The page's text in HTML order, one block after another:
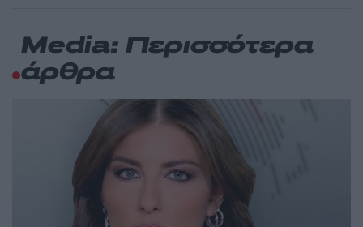
Media: Περισσότερα
άρθρα